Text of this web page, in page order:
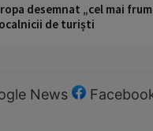
desemnat „cel mai
de turiști
News